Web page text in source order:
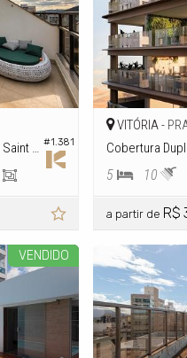
#1.381
Cobertura Duplex no Edifício Saint Pierre
VITÓRIA -
5 10
a partir de R$
VENDIDO